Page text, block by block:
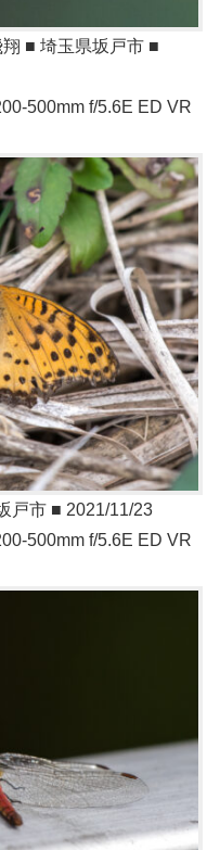
■ 埼玉県坂戸市 ■
500mm f/5.6E ED VR
戸市 ■ 2021/11/23
500mm f/5.6E ED VR